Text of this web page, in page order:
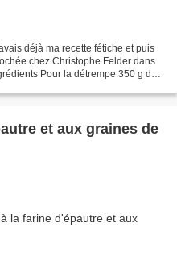
déjà ma recette fétiche et puis
chez Christophe Felder dans
Pour la détrempe 350 g de
et aux graines de